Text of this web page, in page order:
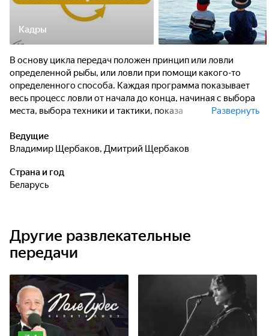
Кадры
В основу цикла передач положен принцип или ловли
определенной рыбы, или ловли при помощи какого-то
определенного способа. Каждая программа показывает
весь процесс ловли от начала до конца, начиная с выбора
места, выбора техники и тактики, показа
отпускания рыбы после поимки. Всё, что делается в кадре,
сопровождается красивыми крупными планами,
закадровым голосовым сопровождением.
Развернуть
Ведущие
Владимир Щербаков, Дмитрий Щербаков
Страна и год
Беларусь
Другие развлекательные
передачи